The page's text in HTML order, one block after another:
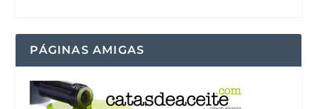
PÁGINAS AMIGAS